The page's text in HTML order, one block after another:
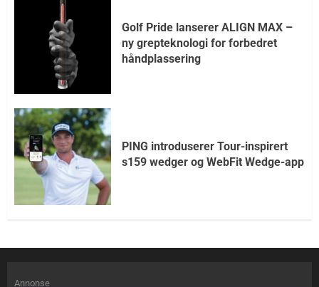
Golf Pride lanserer ALIGN MAX –
ny grepteknologi for forbedret
håndplassering
PING introduserer Tour-inspirert
s159 wedger og WebFit Wedge-app
Annonse